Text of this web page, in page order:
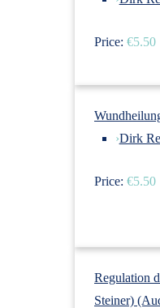
Price: €5.50
›Dirk
Price: €5.50
Regulation
Steiner)